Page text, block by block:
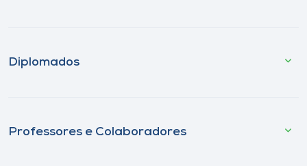
Diplomados
Professores e Colaboradores